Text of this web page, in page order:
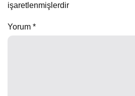
işaretlenmişlerdir
Yorum *